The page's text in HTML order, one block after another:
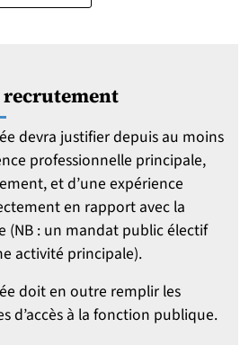
devra justifier depuis au moins
professionnelle principale,
et d’une expérience
en rapport avec la
(NB : un mandat public électif
activité principale).
doit en outre remplir les
d’accès à la fonction publique.